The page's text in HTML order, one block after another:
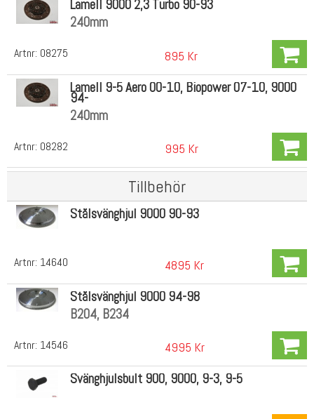
Artnr: 08275
Lamell 9000 2,3 Turbo 90-93
240mm
895 Kr
Artnr: 08282
Lamell 9-5 Aero 00-10, Biopower 07-10, 9000
94-
240mm
995 Kr
Tillbehör
Artnr: 14640
Stålsvänghjul 9000 90-93
4895 Kr
Artnr: 14546
Stålsvänghjul 9000 94-98
B204, B234
4995 Kr
Svänghjulsbult 900, 9000, 9-3, 9-5